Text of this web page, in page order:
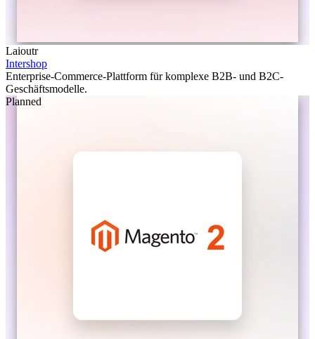
Laioutr
Intershop
Enterprise-Commerce-Plattform für komplexe B2B- und B2C-
Geschäftsmodelle.
Planned